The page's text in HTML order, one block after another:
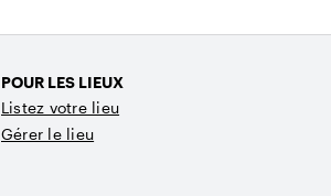
POUR LES LIEUX
Listez votre lieu
Gérer le lieu